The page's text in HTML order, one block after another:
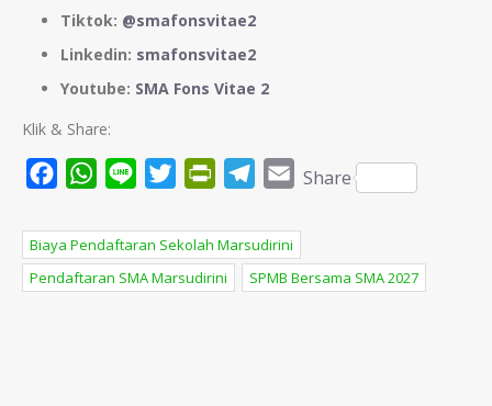
Tiktok: @smafonsvitae2
Linkedin: smafonsvitae2
Youtube: SMA Fons Vitae 2
Klik & Share:
FacebookWhatsApp
Line TwitterPrintFriendly
Telegram
Email
Share
Biaya Pendaftaran Sekolah Marsudirini
Pendaftaran SMA Marsudirini
SPMB Bersama SMA 2027